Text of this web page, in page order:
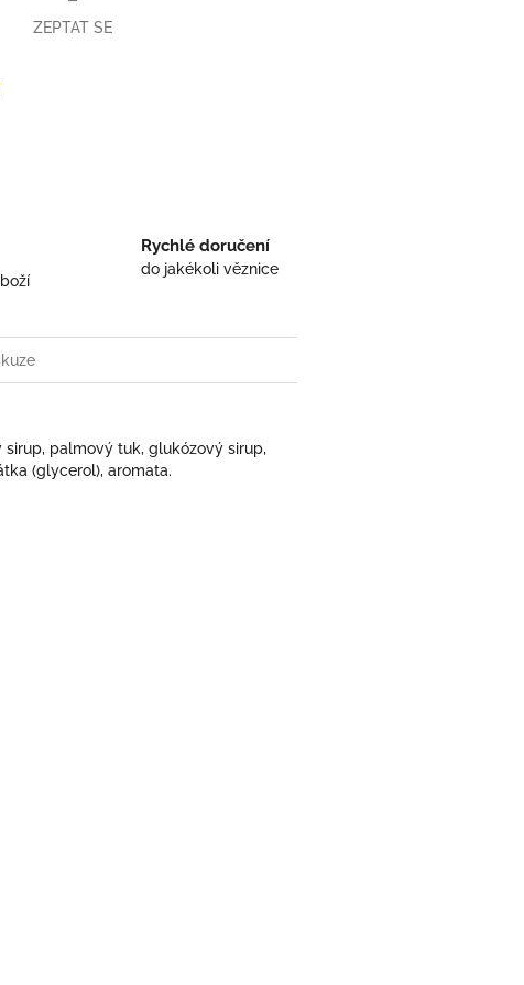
ZEPTAT SE
Rychlé doručení
do jakékoli věznice
sirup, palmový tuk, glukózový sirup,
(glycerol), aromata.